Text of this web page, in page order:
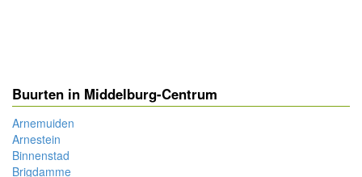
Buurten in Middelburg-Centrum
Arnemuiden
Arnestein
Binnenstad
Brigdamme